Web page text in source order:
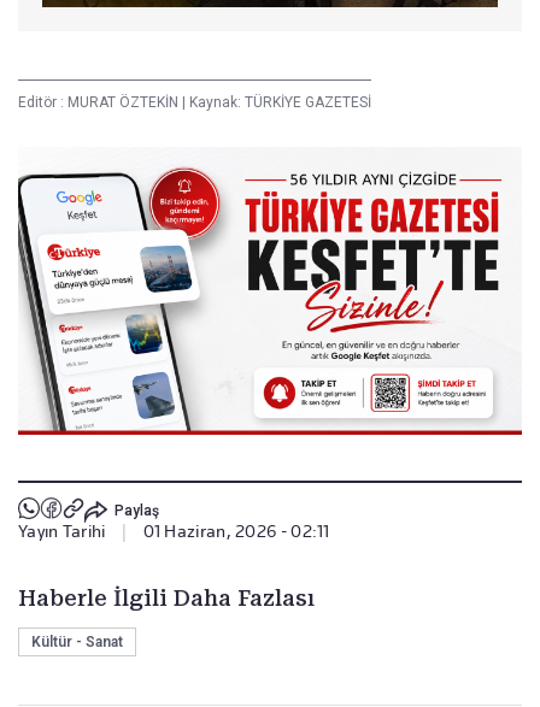
Editör : MURAT ÖZTEKİN | Kaynak: TÜRKİYE GAZETESİ
Paylaş
Yayın Tarihi 01 Haziran, 2026 - 02:11
Haberle İlgili Daha Fazlası
Kültür - Sanat